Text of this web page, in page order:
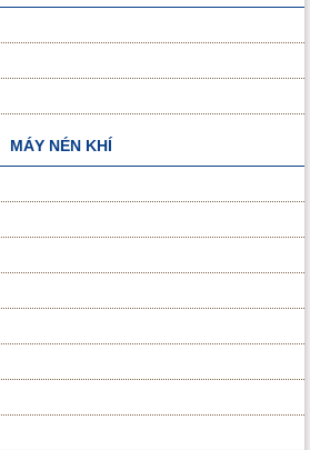
MÁY NÉN KHÍ